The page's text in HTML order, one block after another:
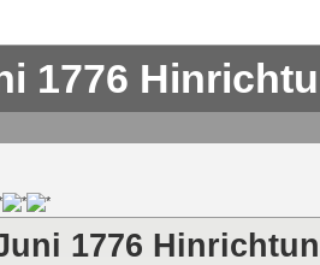
1776
1776